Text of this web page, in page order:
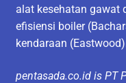
alat kesehatan gawat
efisiensi boiler
kendaraan
pentasada.co.id is PT